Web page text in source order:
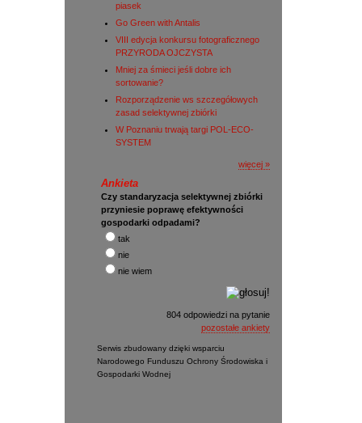
piasek
Go Green with Antalis
VIII edycja konkursu fotograficznego
PRZYRODA OJCZYSTA
Mniej za śmieci jeśli dobre ich
sortowanie?
Rozporządzenie ws szczegółowych
zasad selektywnej zbiórki
W Poznaniu trwają targi POL-ECO-
SYSTEM
więcej »
Ankieta
Czy standaryzacja selektywnej zbiórki
przyniesie poprawę efektywności
gospodarki odpadami?
tak
nie
nie wiem
804 odpowiedzi na pytanie
pozostałe ankiety
Serwis zbudowany dzięki wsparciu
Narodowego Funduszu Ochrony Środowiska i
Gospodarki Wodnej